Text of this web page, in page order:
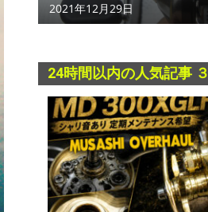
2021年12月29日
24時間以内の人気記事 ３